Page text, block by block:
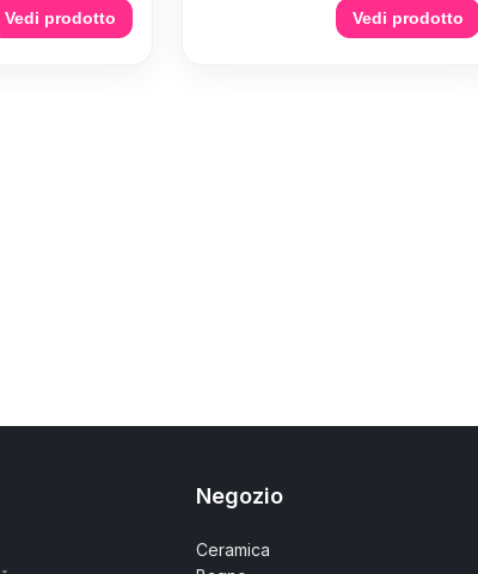
Vedi prodotto Vedi prodotto
Negozio
Ceramica